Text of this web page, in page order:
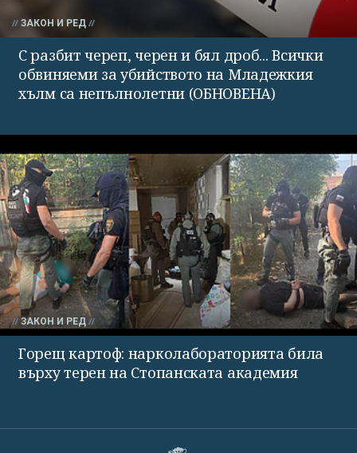
ЗАКОН И РЕД
С разбит череп, черен и бял дроб... Всички
обвиняеми за убийството на Младежкия
хълм са непълнолетни (ОБНОВЕНА)
ЗАКОН И РЕД
Горещ картоф: нарколабораторията била
върху терен на Стопанската академия